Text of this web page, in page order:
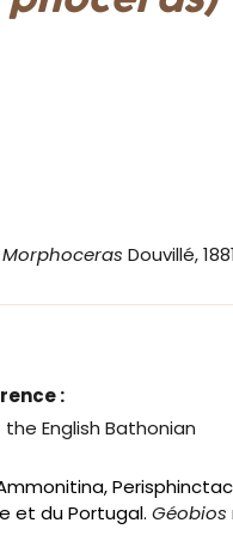
Morphoceras Douvillé,
:
the English Bathonian
et du Portugal. Géobios